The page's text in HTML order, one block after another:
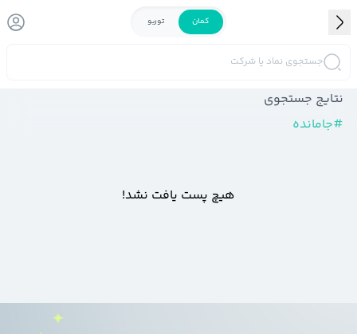
کمان توربو
جستجوی نماد یا شرکت
نتایج جستجوی
#جامانده
هیچ پست یافت نشد!